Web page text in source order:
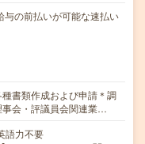
の前払いが可能な速払い
書類作成および申請＊調
会・評議員会関連業…
語力不要